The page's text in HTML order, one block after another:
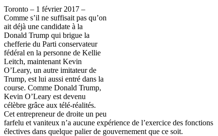
Toronto – 1 février 2017 –
Comme s’il ne suffisait pas qu’on
ait déjà une candidate à la
Donald Trump qui brigue la
chefferie du Parti conservateur
fédéral en la personne de Kellie
Leitch, maintenant Kevin
O’Leary, un autre imitateur de
Trump, est lui aussi entré dans la
course. Comme Donald Trump,
Kevin O’Leary est devenu
célèbre grâce aux télé-réalités.
Cet entrepreneur de droite un peu
farfelu et vaniteux n’a aucune expérience de l’exercice des fonctions
électives dans quelque palier de gouvernement que ce soit.